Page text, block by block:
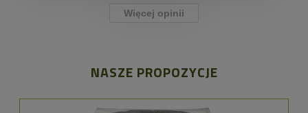
Więcej opinii
NASZE PROPOZYCJE